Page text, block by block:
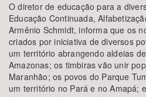
O diretor de educação para a
Educação Continuada,
Armênio Schmidt, informa que os
criados por iniciativa de diversos
um território abrangendo aldeias
Amazonas; os timbiras vão unir
Maranhão; os povos do Parque
um território no Pará e no Amapá;